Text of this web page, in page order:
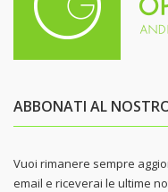
ABBONATI AL
Vuoi rimanere sempre
email e riceverai le ultime